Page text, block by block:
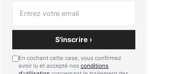
S'inscrire ›
En cochant cette case, vous confirmez
avoir lu et accepté nos conditions